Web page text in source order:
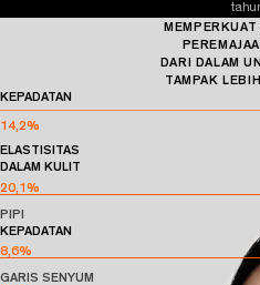
DARI DALAM
TAMPAK
KEPADATAN
14,2%
ELASTISITAS
DALAM KULIT
20,1%
PIPI
KEPADATAN
8,6%
GARIS SENYUM